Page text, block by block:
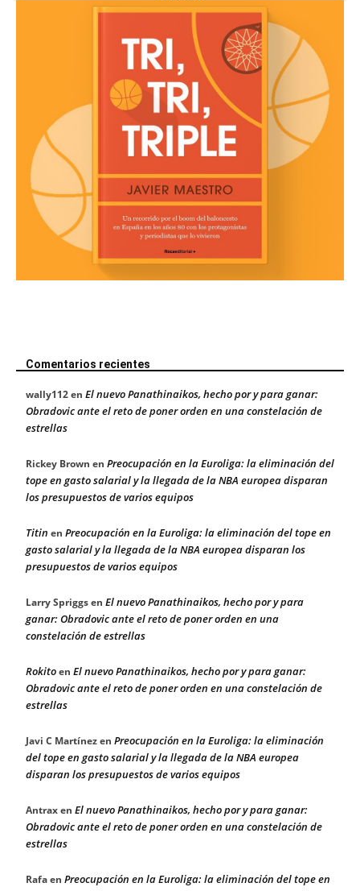
Comentarios recientes
wally112en El nuevo Panathinaikos, hecho por y para ganar:
Obradovic ante el reto de poner orden en una constelación de
estrellas
Rickey Brown en Preocupación en la Euroliga: la eliminación del
tope en gasto salarial y la llegada de la NBA europea disparan
los presupuestos de varios equipos
Titin en Preocupación en la Euroliga: la eliminación del tope en
gasto salarial y la llegada de la NBA europea disparan los
presupuestos de varios equipos
Larry Spriggsen El nuevo Panathinaikos, hecho por y para
ganar: Obradovic ante el reto de poner orden en una
constelación de estrellas
Rokitoen El nuevo Panathinaikos, hecho por y para ganar:
Obradovic ante el reto de poner orden en una constelación de
estrellas
Javi C Martínezen Preocupación en la Euroliga: la eliminación
del tope en gasto salarial y la llegada de la NBA europea
disparan los presupuestos de varios equipos
Antraxen El nuevo Panathinaikos, hecho por y para ganar:
Obradovic ante el reto de poner orden en una constelación de
estrellas
Rafaen Preocupación en la Euroliga: la eliminación del tope en